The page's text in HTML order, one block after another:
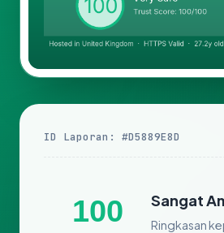
ID Laporan: #D5889E8D
100 Sangat
Ringkasan